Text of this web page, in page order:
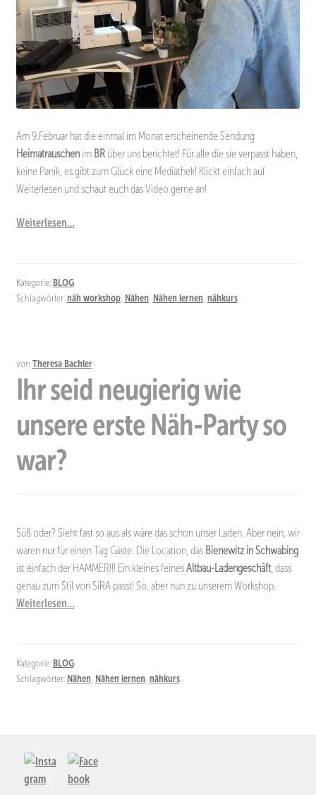
Am 9.Februar hat die einmal im Monat erscheinende Sendung
Heimatrauschenim BRüber uns berichtet! Für alle die sie verpasst haben,
keine Panik, es gibt zum Glück eine Mediathek! Klickt einfach auf
Weiterlesen und schaut euch das Video gerne an!
Weiterlesen…
Kategorie: BLOG
Schlagwörter:näh workshop, Nähen, Nähen lernen, nähkurs
von Theresa Bachler
Ihr seid neugierig wie
unsere erste Näh-Party so
war?
Süß oder? Sieht fast so aus als wäre das schon unser Laden. Aber nein, wir
waren nur für einen Tag Gäste. Die Location, das Bienewitz in Schwabing
ist einfach der HAMMER!!! Ein kleines feinesAltbau-Ladengeschäft, dass
genau zum Stil von SiRA passt! So, aber nun zu unserem Workshop.
Weiterlesen…
Kategorie: BLOG
Schlagwörter: Nähen, Nähen lernen, nähkurs